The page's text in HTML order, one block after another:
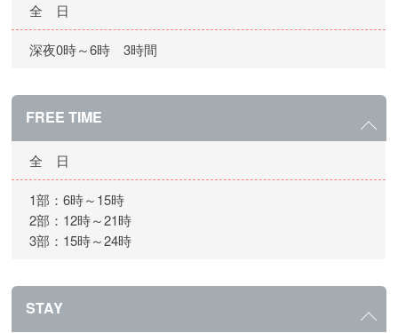
全 日
深夜0時～6時 3時間
FREE TIME
全 日
1部：6時～15時
2部：12時～21時
3部：15時～24時
STAY